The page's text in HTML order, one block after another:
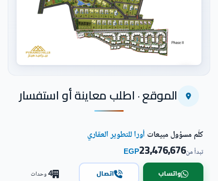
اضغط للتكبيرالموقع · اطلب معاينة أو استفسار
كلّم مسؤول مبيعات أورا للتطوير العقاري
تبدأ من23,476,676
EGP
واتساب اتصال 4وحدات